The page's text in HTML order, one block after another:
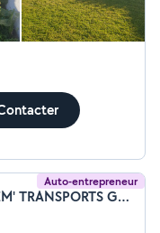
Auto-entrepreneur
Florent Gonthier (GODEM' TRANSPORTS GONTHIER)